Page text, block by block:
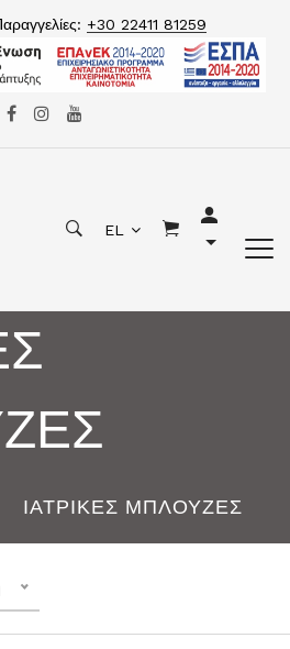
+30 22411 81259
EL
ΙΑΤΡΙΚΕΣ ΜΠΛΟΥΖΕΣ